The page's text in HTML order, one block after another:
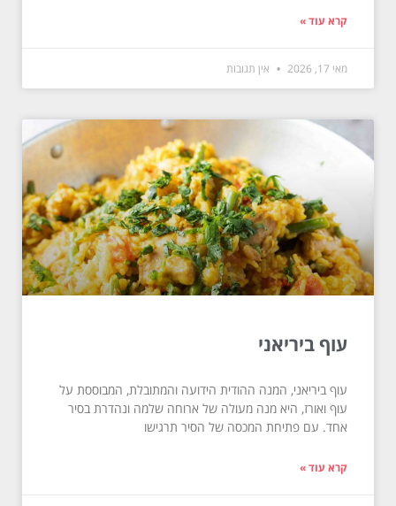
קרא עוד »
מאי 17, 2026 אין תגובות
עוף ביריאני
עוף ביריאני, המנה ההודית הידועה והמתובלת, המבוססת על
עוף ואורז, היא מנה מעולה של ארוחה שלמה ונהדרת בסיר
אחד. עם פתיחת המכסה של הסיר תרגישו
קרא עוד »